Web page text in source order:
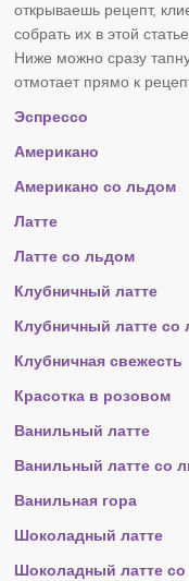
открываешь рецепт,
собрать их в этой
Ниже можно сразу
отмотает прямо к
Эспрессо
Американо
Американо со льдом
Латте
Латте со льдом
Клубничный латте
Клубничный латте со
Клубничная свежесть
Красотка в розовом
Ванильный латте
Ванильный латте со
Ванильная гора
Шоколадный латте
Шоколадный латте